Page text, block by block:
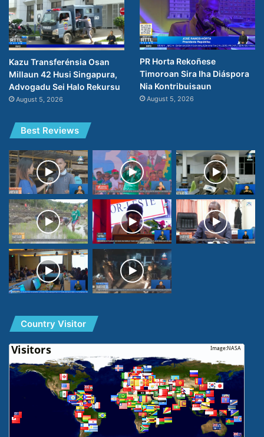
Kazu Transferénsia Osan
Millaun 42 Husi Singapura,
Advogadu Sei Halo Rekursu
August 5, 2026
PR Horta Rekoñese
Timoroan Sira Iha Diáspora
Nia Kontribuisaun
August 5, 2026
Best Reviews
Country Visitor